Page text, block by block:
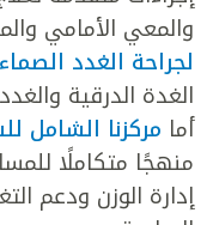
والمعي الأمامي
لجراحة الغدد الصماء
الغدة الدرقية
أما مركزنا الشامل
منهجًا متكاملًا
إدارة الوزن ودعم